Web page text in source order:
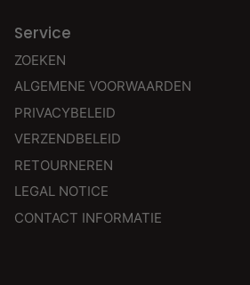
Service
ZOEKEN
ALGEMENE VOORWAARDEN
PRIVACYBELEID
VERZENDBELEID
RETOURNEREN
LEGAL NOTICE
CONTACT INFORMATIE